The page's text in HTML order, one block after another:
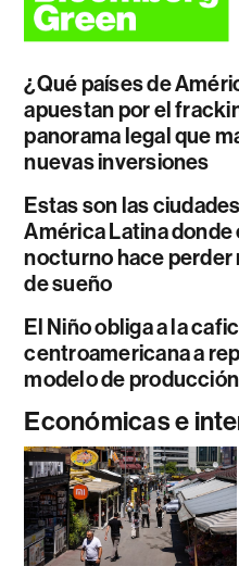
¿Qué países de
apuestan por el
panorama legal que
nuevas inversiones
Estas son las
América Latina donde
nocturno hace perder
de sueño
El Niño obliga a la
centroamericana a
modelo de producción
Económicas e